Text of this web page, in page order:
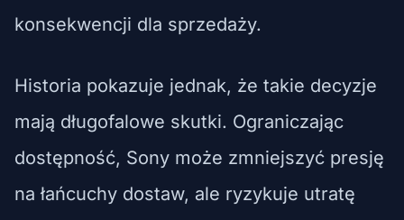
konsekwencji dla sprzedaży.
Historia pokazuje jednak, że takie decyzje
mają długofalowe skutki. Ograniczając
dostępność, Sony może zmniejszyć presję
na łańcuchy dostaw, ale ryzykuje utratę